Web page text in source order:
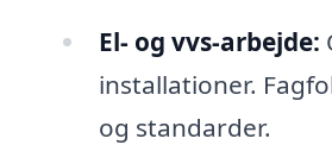
El- og vvs-arbejde:
installationer.
og standarder.